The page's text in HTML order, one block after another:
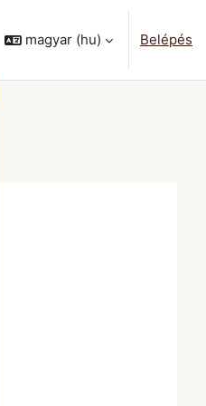
adatok váltása
magyar ‎(hu)‎ Belépés